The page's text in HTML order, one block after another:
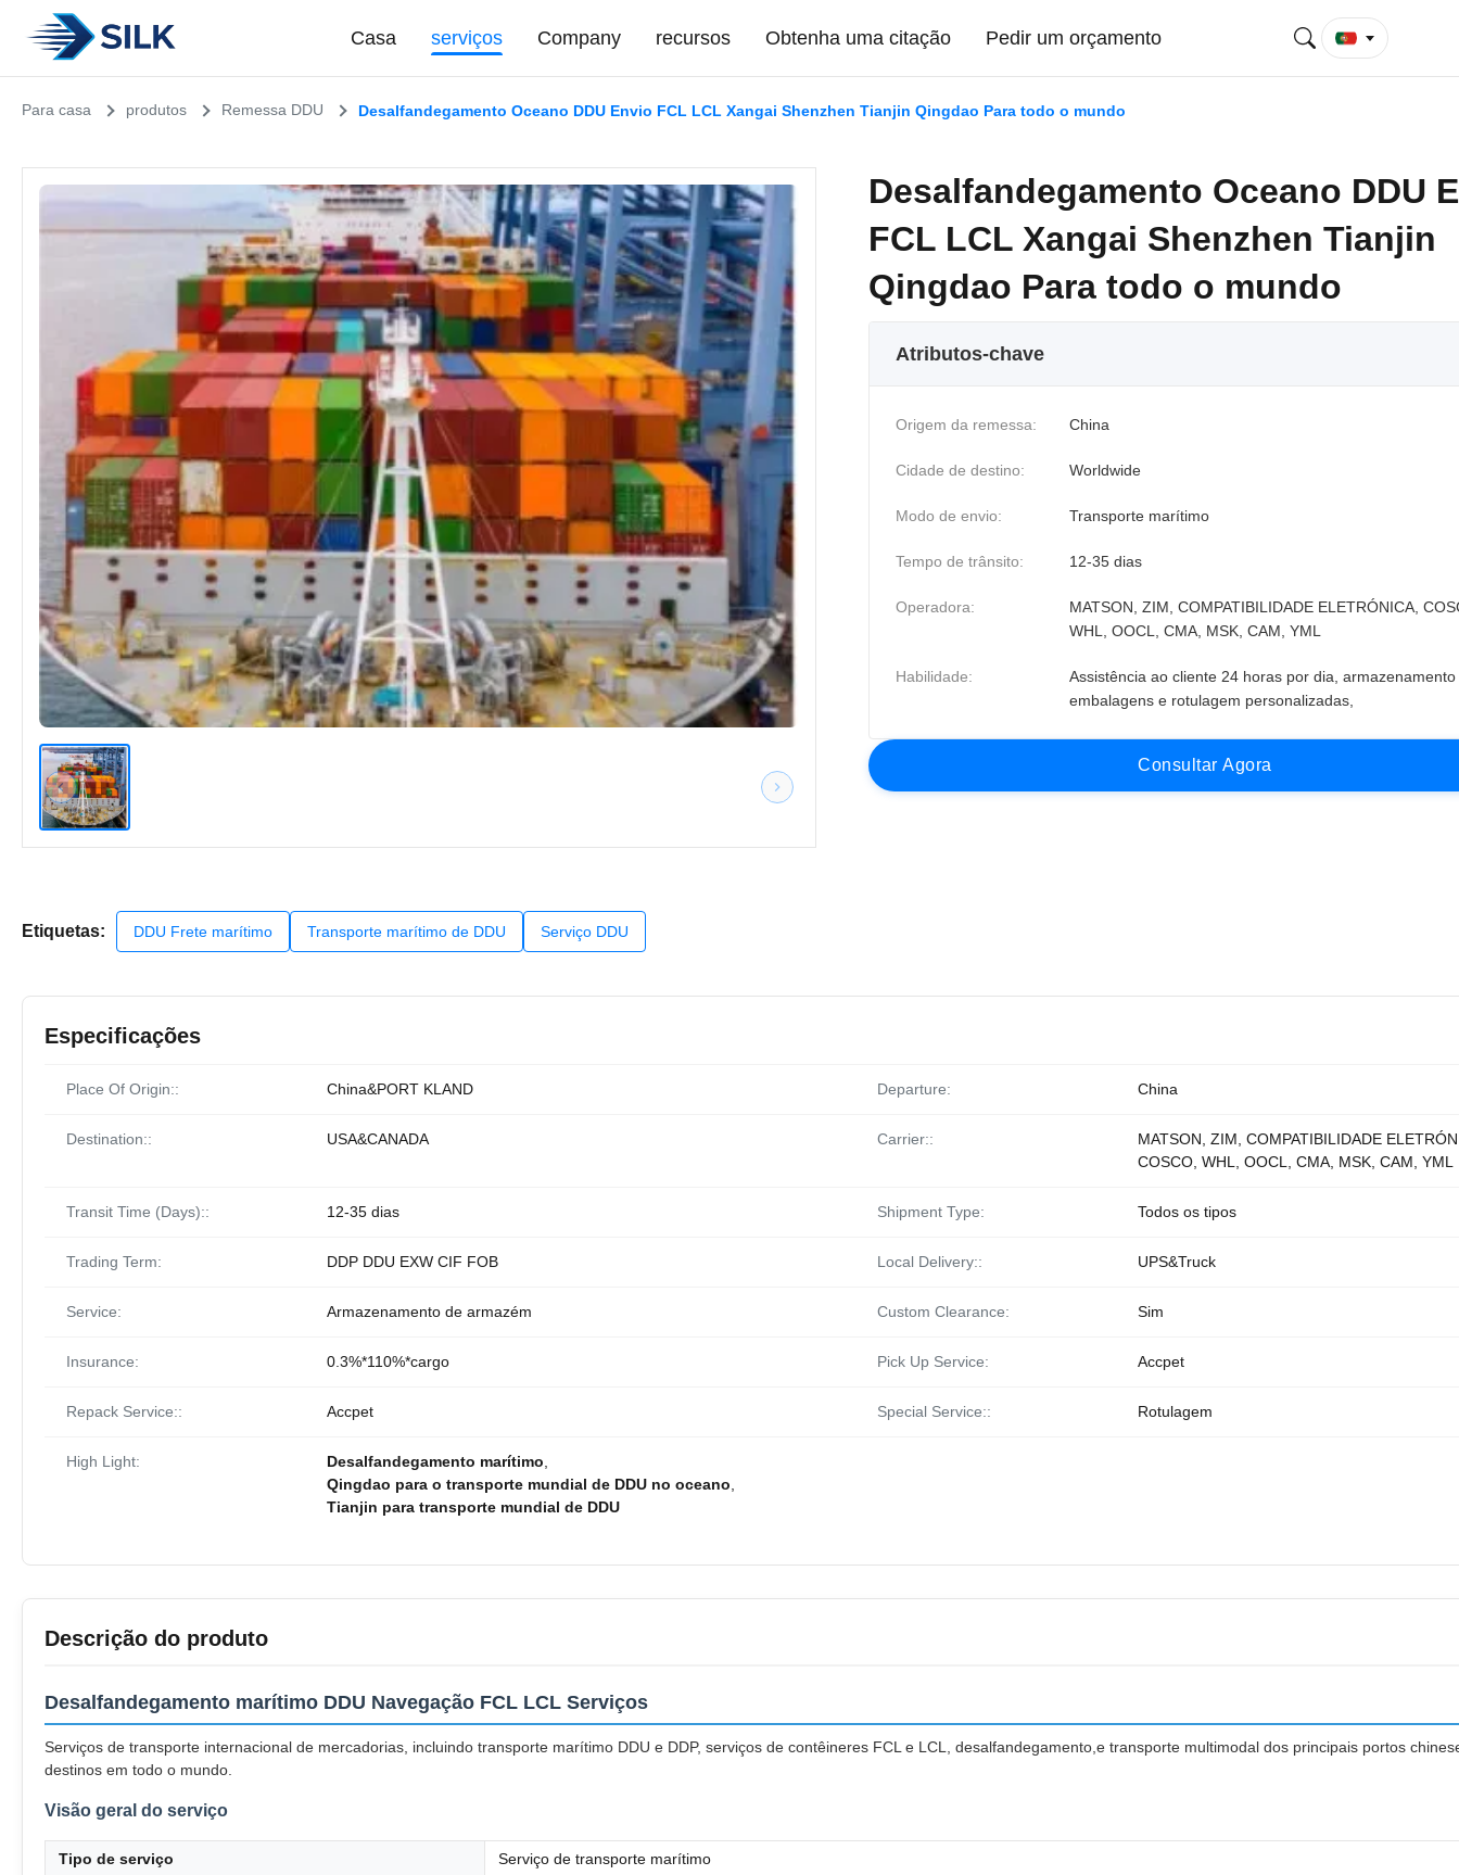
Casa serviços Company recursos Obtenha uma citação Pedir um orçamento
Para casa produtos Remessa DDU Desalfandegamento Oceano DDU Envio FCL LCL Xangai Shenzhen Tianjin Qingdao Para todo o mundo
Desalfandegamento Oceano DDU
FCL LCL Xangai Shenzhen Tianjin
Qingdao Para todo o mundo
Atributos-chave
Origem da remessa: China
Cidade de destino: Worldwide
Modo de envio: Transporte marítimo
Tempo de trânsito: 12-35 dias
Operadora:
MATSON, ZIM, COMPATIBILIDADE ELETRÓNICA,
WHL, OOCL, CMA, MSK, CAM, YML
Habilidade:
Assistência ao cliente 24 horas por dia, armazenamento
embalagens e rotulagem personalizadas,
Consu ltar Agora
Etiquetas: DDU Frete marítimo Transporte marítimo de DDU Serviço DDU
Especificações
Place Of Origin:: China&PORT KLAND Departure: China
Destination:: USA&CANADA Carrier::
MATSON, ZIM, COMPATIBILIDADE
COSCO, WHL, OOCL, CMA, MSK, CAM, YML
Transit Time (Days):: 12-35 dias Shipment Type: Todos os tipos
Trading Term: DDP DDU EXW CIF FOB Local Delivery:: UPS&Truck
Service: Armazenamento de armazém Custom Clearance: Sim
Insurance: 0.3%*110%*cargo Pick Up Service: Accpet
Repack Service:: Accpet Special Service:: Rotulagem
High Light: Desalfandegamento marítimo
Qingdao para o transporte mundial de DDU no oceano
Tianjin para transporte mundial de DDU
Descrição do produto
Desalfandegamento marítimo DDU Navegação FCL LCL Serviços
Serviços de transporte internacional de mercadorias, incluindo transporte marítimo DDU e DDP, serviços de contêineres FCL e LCL, desalfandegamento,e transporte multimodal dos principais portos
destinos em todo o mundo.
Visão geral do serviço
Tipo de serviço Serviço de transporte marítimo